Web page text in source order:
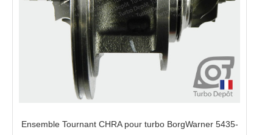
Ensemble Tournant CHRA pour turbo BorgWarner 5435-